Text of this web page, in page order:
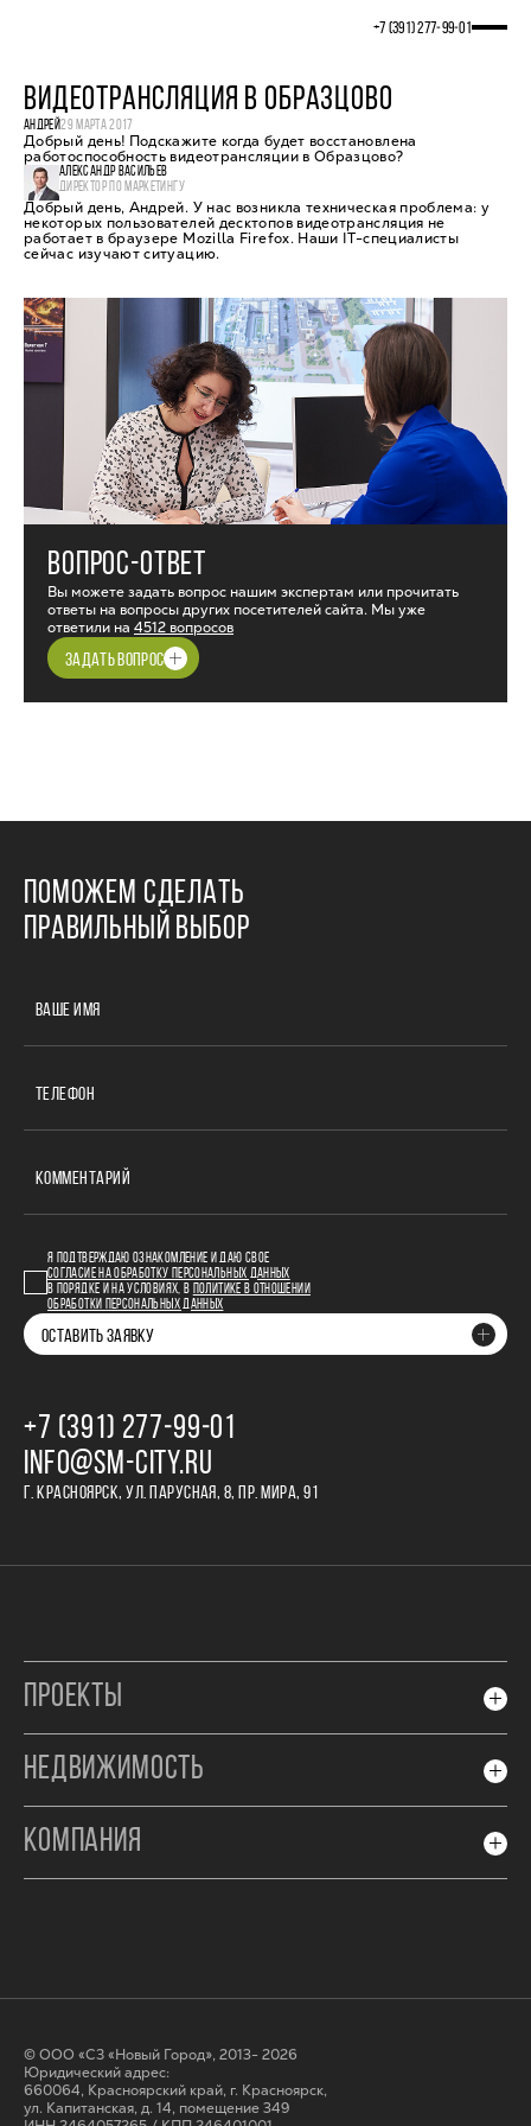
+7 (391) 277‒99‒01
ВИДЕОТРАНСЛЯЦИЯ В ОБРАЗЦОВО
АНДРЕЙ29 МАРТА 2017
Добрый день! Подскажите когда будет восстановлена
работоспособность видеотрансляции в Образцово?
АЛЕКСАНДР ВАСИЛЬЕВ
ДИРЕКТОР ПО МАРКЕТИНГУ
Добрый день, Андрей. У нас возникла техническая проблема: у
некоторых пользователей десктопов видеотрансляция не
работает в браузере Mozilla Firefox. Наши IT-специалисты
сейчас изучают ситуацию.
ВОПРОС-ОТВЕТ
Вы можете задать вопрос нашим экспертам или прочитать
ответы на вопросы других посетителей сайта. Мы уже
ответили на 4512 вопросов
ЗАДАТЬ ВОПРОС
ПОМОЖЕМ СДЕЛАТЬ
ПРАВИЛЬНЫЙ ВЫБОР
ВАШЕ ИМЯ
ТЕЛЕФОН
КОММЕНТАРИЙ
Я ПОДТВЕРЖДАЮ ОЗНАКОМЛЕНИЕ И ДАЮ СВОЕ
СОГЛАСИЕ НА ОБРАБОТКУ ПЕРСОНАЛЬНЫХ ДАННЫХ
В ПОРЯДКЕ И НА УСЛОВИЯХ, В
ПОЛИТИКЕ В ОТНОШЕНИИ
ОБРАБОТКИ ПЕРСОНАЛЬНЫХ ДАННЫХ
ОСТАВИТЬ ЗАЯВКУ
+7 (391) 277‒99‒01
INFO@SM-CITY.RU
Г. КРАСНОЯРСК, УЛ. ПАРУСНАЯ, 8, ПР. МИРА, 91
ПРОЕКТЫ
НЕДВИЖИМОСТЬ
КОМПАНИЯ
© ООО «СЗ «Новый Город», 2013- 2026
Юридический адрес:
660064, Красноярский край, г. Красноярск,
ул. Капитанская, д. 14, помещение 349